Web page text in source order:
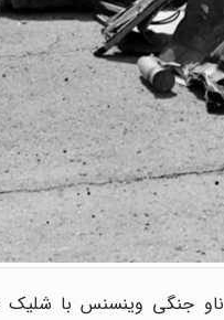
بود. ناو جنگی وینسنس با